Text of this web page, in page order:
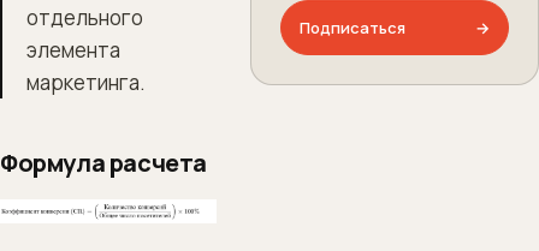
отдельного
элемента
маркетинга.
Формула расчета
Подписаться →